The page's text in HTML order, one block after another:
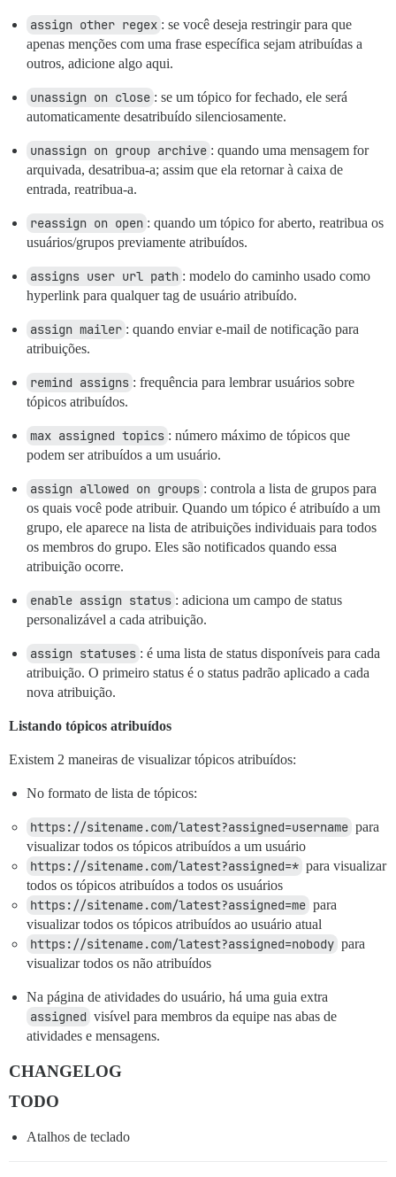
assign other regex : se você deseja restringir para que
apenas menções com uma frase específica sejam atribuídas a
outros, adicione algo aqui.
unassign on close : se um tópico for fechado, ele será
automaticamente desatribuído silenciosamente.
unassign on group archive : quando uma mensagem for
arquivada, desatribua-a; assim que ela retornar à caixa de
entrada, reatribua-a.
reassign on open : quando um tópico for aberto, reatribua os
usuários/grupos previamente atribuídos.
assigns user url path : modelo do caminho usado como
hyperlink para qualquer tag de usuário atribuído.
assign mailer : quando enviar e-mail de notificação para
atribuições.
remind assigns : frequência para lembrar usuários sobre
tópicos atribuídos.
max assigned topics : número máximo de tópicos que
podem ser atribuídos a um usuário.
assign allowed on groups : controla a lista de grupos para
os quais você pode atribuir. Quando um tópico é atribuído a um
grupo, ele aparece na lista de atribuições individuais para todos
os membros do grupo. Eles são notificados quando essa
atribuição ocorre.
enable assign status : adiciona um campo de status
personalizável a cada atribuição.
assign statuses : é uma lista de status disponíveis para cada
atribuição. O primeiro status é o status padrão aplicado a cada
nova atribuição.
Listando tópicos atribuídos
Existem 2 maneiras de visualizar tópicos atribuídos:
No formato de lista de tópicos:
https://sitename.com/latest?assigned=username para
visualizar todos os tópicos atribuídos a um usuário
https://sitename.com/latest?assigned=* para visualizar
todos os tópicos atribuídos a todos os usuários
https://sitename.com/latest?assigned=me para
visualizar todos os tópicos atribuídos ao usuário atual
https://sitename.com/latest?assigned=nobody para
visualizar todos os não atribuídos
Na página de atividades do usuário, há uma guia extra
assigned visível para membros da equipe nas abas de
atividades e mensagens.
CHANGELOG
TODO
Atalhos de teclado